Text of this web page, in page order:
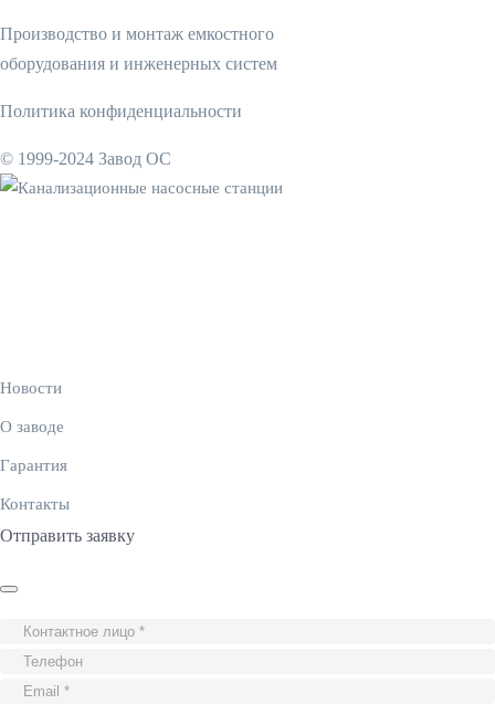
Производство и монтаж емкостного
оборудования и инженерных систем
Политика конфиденциальности
© 1999-2024 Завод ОС
Новости
О заводе
Гарантия
Контакты
Отправить заявку